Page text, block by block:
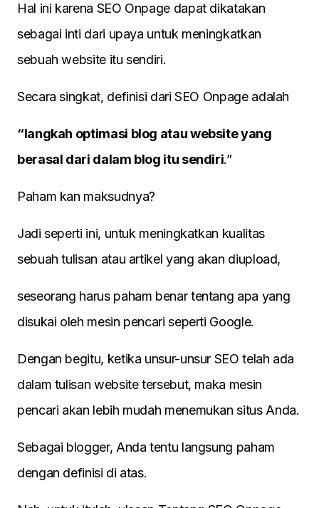
Hal ini karena SEO Onpage dapat dikatakan
sebagai inti dari upaya untuk meningkatkan
sebuah website itu sendiri.
Secara singkat, definisi dari SEO Onpage adalah
“langkah optimasi blog atau website yang
berasal dari dalam blog itu sendiri.”
Paham kan maksudnya?
Jadi seperti ini, untuk meningkatkan kualitas
sebuah tulisan atau artikel yang akan diupload,
seseorang harus paham benar tentang apa yang
disukai oleh mesin pencari seperti Google.
Dengan begitu, ketika unsur-unsur SEO telah ada
dalam tulisan website tersebut, maka mesin
pencari akan lebih mudah menemukan situs Anda.
Sebagai blogger, Anda tentu langsung paham
dengan definisi di atas.